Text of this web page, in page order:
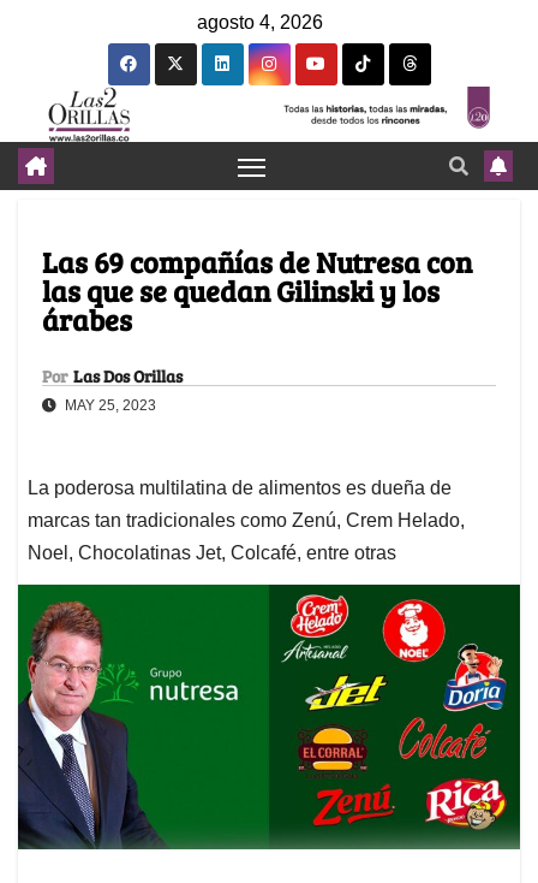
agosto 4, 2026
Las 69 compañías de Nutresa con
las que se quedan Gilinski y los
árabes
Por Las Dos Orillas
MAY 25, 2023
La poderosa multilatina de alimentos es dueña de
marcas tan tradicionales como Zenú, Crem Helado,
Noel, Chocolatinas Jet, Colcafé, entre otras